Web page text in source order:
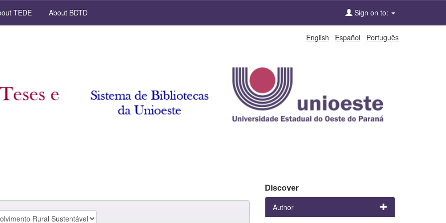
TEDE About BDTD Sign on to:
English Español Português
Discover
Author